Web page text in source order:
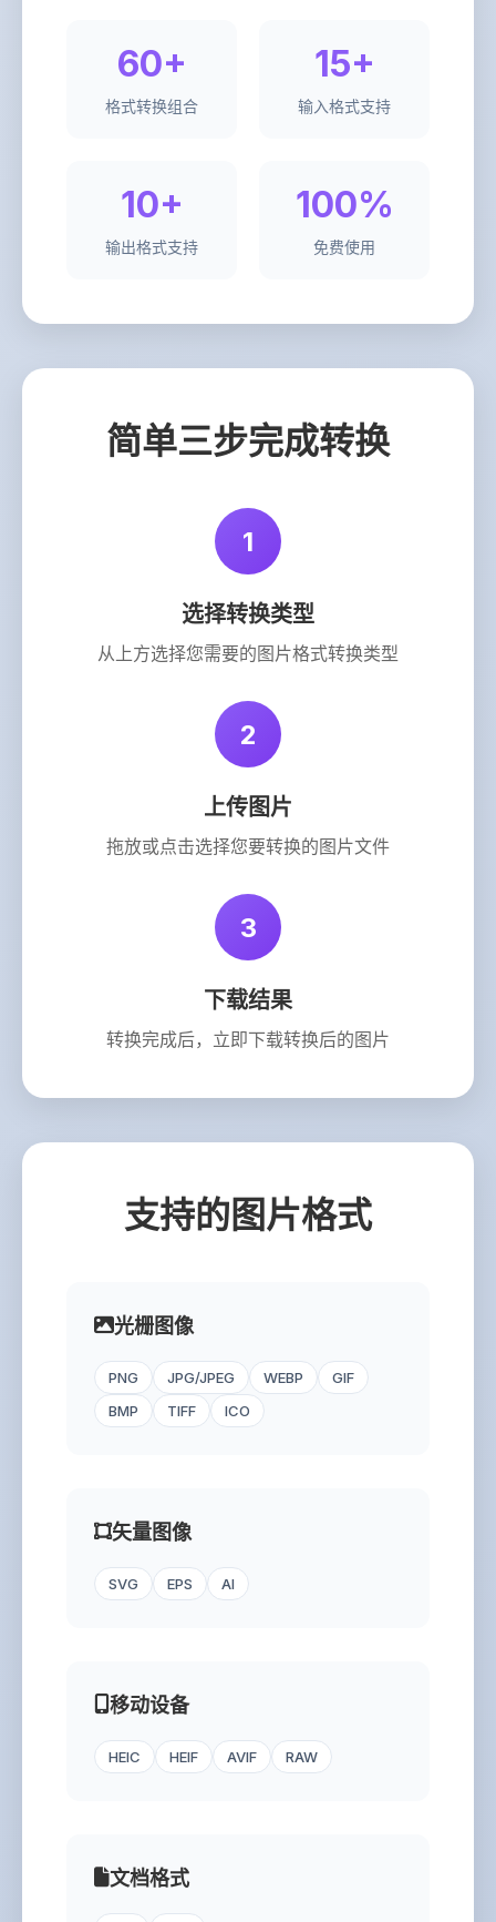
60+
格式转换组合
15+
输入格式支持
10+
输出格式支持
100%
免费使用
简单三步完成转换
1
选择转换类型
从上方选择您需要的图片格式转换类型
2
上传图片
拖放或点击选择您要转换的图片文件
3
下载结果
转换完成后，立即下载转换后的图片
支持的图片格式
光栅图像
PNG JPG/JPEG WEBP
GIF
BMP
TIFF ICO
矢量图像
SVG EPS AI
移动设备
HEIC HEIF AVIF RAW
文档格式